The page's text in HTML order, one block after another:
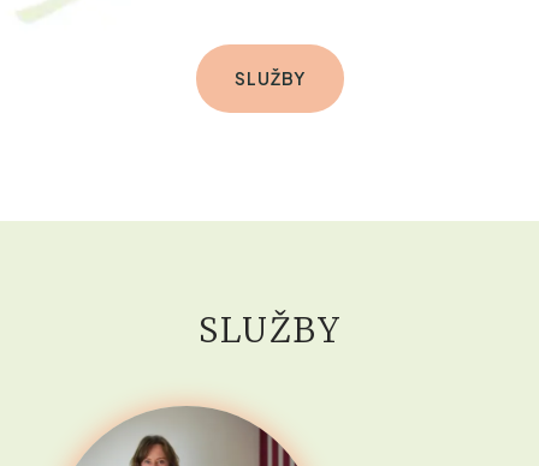
SLUŽBY
SLUŽBY